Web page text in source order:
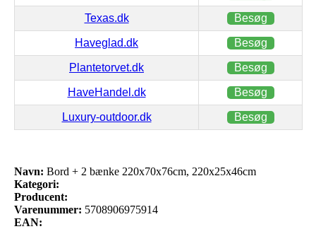
Texas.dk Besøg
Haveglad.dk Besøg
Plantetorvet.dk Besøg
HaveHandel.dk Besøg
Luxury-outdoor.dk Besøg
Navn: Bord + 2 bænke 220x70x76cm, 220x25x46cm
Kategori:
Producent:
Varenummer: 5708906975914
EAN: